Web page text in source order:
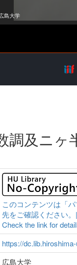
調及ニ
このコンテンツは「
先をご確認ください
Check the link for
https://
広島大学